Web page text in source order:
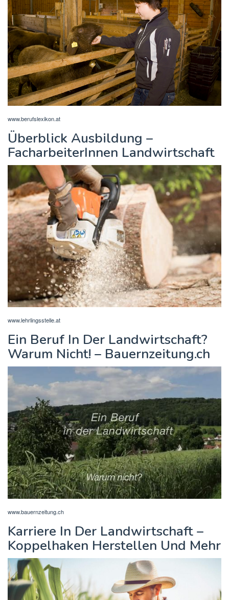
www.berufslexikon.at
Überblick Ausbildung –
FacharbeiterInnen Landwirtschaft
www.lehrlingsstelle.at
Ein Beruf In Der Landwirtschaft?
Warum Nicht! – Bauernzeitung.ch
www.bauernzeitung.ch
Karriere In Der Landwirtschaft –
Koppelhaken Herstellen Und Mehr